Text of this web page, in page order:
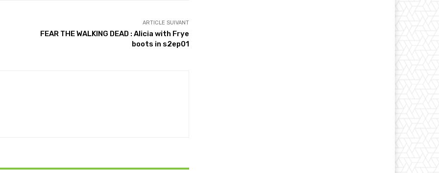
ARTICLE SUIVANT
FEAR THE WALKING DEAD : Alicia with Frye
boots in s2ep01